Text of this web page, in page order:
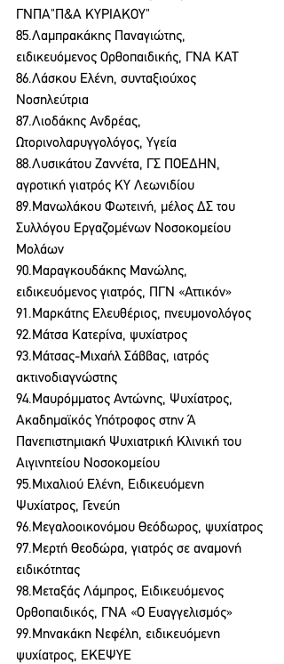
ΓΝΠΑ"Π&Α ΚΥΡΙΑΚΟΥ"
85.Λαμπρακάκης Παναγιώτης,
ειδικευόμενος Ορθοπαιδικής, ΓΝΑ ΚΑΤ
86.Λάσκου Ελένη, συνταξιούχος
Νοσηλεύτρια
87.Λιοδάκης Ανδρέας,
Ωτορινολαρυγγολόγος, Υγεία
88.Λυσικάτου Ζαννέτα, ΓΣ ΠΟΕΔΗΝ,
αγροτική γιατρός ΚΥ Λεωνιδίου
89.Μανωλάκου Φωτεινή, μέλος ΔΣ του
Συλλόγου Εργαζομένων Νοσοκομείου
Μολάων
90.Μαραγκουδάκης Μανώλης,
ειδικευόμενος γιατρός, ΠΓΝ «Αττικόν»
91.Μαρκάτης Ελευθέριος, πνευμονολόγος
92.Μάτσα Κατερίνα, ψυχίατρος
93.Μάτσας-Μιχαήλ Σάββας, ιατρός
ακτινοδιαγνώστης
94.Μαυρόμματος Αντώνης, Ψυχίατρος,
Ακαδημαϊκός Υπότροφος στην Ά
Πανεπιστημιακή Ψυχιατρική Κλινική του
Αιγινητείου Νοσοκομείου
95.Μιχαλιού Ελένη, Ειδικευόμενη
Ψυχίατρος, Γενεύη
96.Μεγαλοοικονόμου Θεόδωρος, ψυχίατρος
97.Μερτή Θεοδώρα, γιατρός σε αναμονή
ειδικότητας
98.Μεταξάς Λάμπρος, Ειδικευόμενος
Ορθοπαιδικός, ΓΝΑ «Ο Ευαγγελισμός»
99.Μηνακάκη Νεφέλη, ειδικευόμενη
ψυχίατρος, ΕΚΕΨΥΕ